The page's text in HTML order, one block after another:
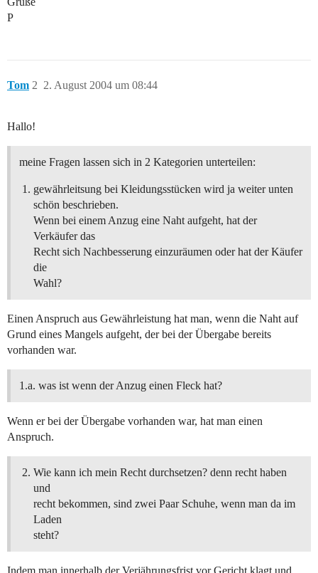
P
Tom 2. August 2004 um 08:44
2
Hallo!
meine Fragen lassen sich in 2 Kategorien unterteilen:
gewährleitsung bei Kleidungsstücken wird ja weiter unten
schön beschrieben.
Wenn bei einem Anzug eine Naht aufgeht, hat der
Verkäufer das
Recht sich Nachbesserung einzuräumen oder hat der Käufer
die
Wahl?
Einen Anspruch aus Gewährleistung hat man, wenn die Naht auf
Grund eines Mangels aufgeht, der bei der Übergabe bereits
vorhanden war.
1.a. was ist wenn der Anzug einen Fleck hat?
Wenn er bei der Übergabe vorhanden war, hat man einen
Anspruch.
Wie kann ich mein Recht durchsetzen? denn recht haben
und
recht bekommen, sind zwei Paar Schuhe, wenn man da im
Laden
steht?
Indem man innerhalb der Verjährungsfrist vor Gericht klagt und